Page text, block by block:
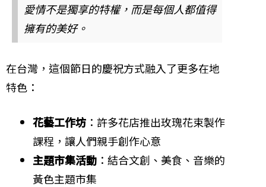
愛情不是獨享的特權，而是每個人都值得
擁有的美好。
在台灣，這個節日的慶祝方式融入了更多在地
特色：
花藝工作坊 ：許多花店推出玫瑰花束製作
課程，讓人們親手創作心意
主題市集活動 ：結合文創、美食、音樂的
黃色主題市集